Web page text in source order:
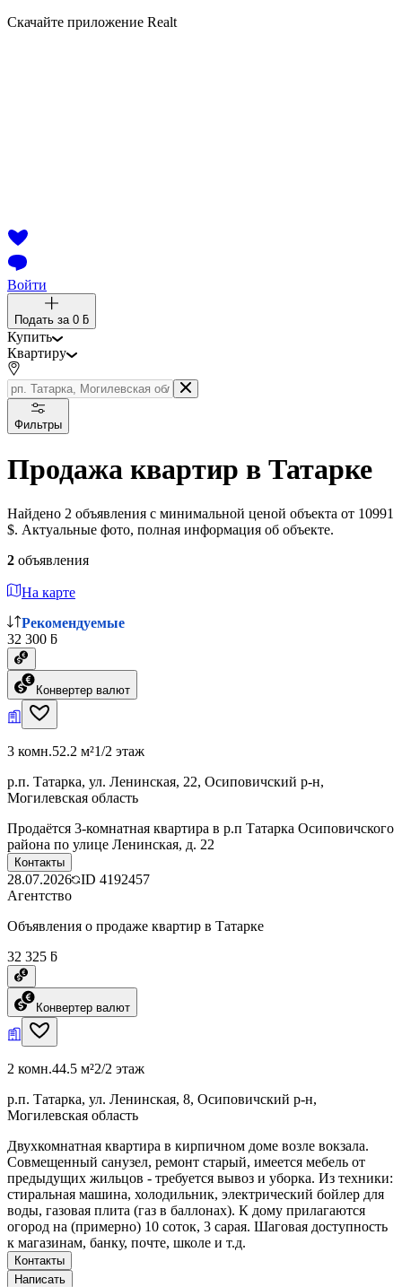
Скачайте приложение Realt
Войти
Подать за 0 ƃ
Купить
Квартиру
Фильтры
Продажа квартир в Татарке
Найдено 2 объявления с минимальной ценой объекта от 10991
$. Актуальные фото, полная информация об объекте.
2 объявления
На карте
Рекомендуемые
32 300 ƃ
Конвертер валют
3 комн.52.2 м²1/2 этаж
р.п. Татарка, ул. Ленинская, 22, Осиповичский р-н,
Могилевская область
Продаётся 3-комнатная квартира в р.п Татарка Осиповичского
района по улице Ленинская, д. 22
Контакты
28.07.2026 ID 4192457
Агентство
Объявления о продаже квартир в Татарке
32 325 ƃ
Конвертер валют
2 комн.44.5 м²2/2 этаж
р.п. Татарка, ул. Ленинская, 8, Осиповичский р-н,
Могилевская область
Двухкомнатная квартира в кирпичном доме возле вокзала.
Совмещенный санузел, ремонт старый, имеется мебель от
предыдущих жильцов - требуется вывоз и уборка. Из техники:
стиральная машина, холодильник, электрический бойлер для
воды, газовая плита (газ в баллонах). К дому прилагаются
огород на (примерно) 10 соток, 3 сарая. Шаговая доступность
к магазинам, банку, почте, школе и т.д.
Контакты
Написать